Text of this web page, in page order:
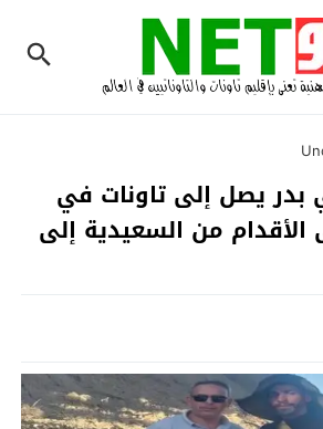
بدر يصل إلى تاونات في
من السعيدية إلى